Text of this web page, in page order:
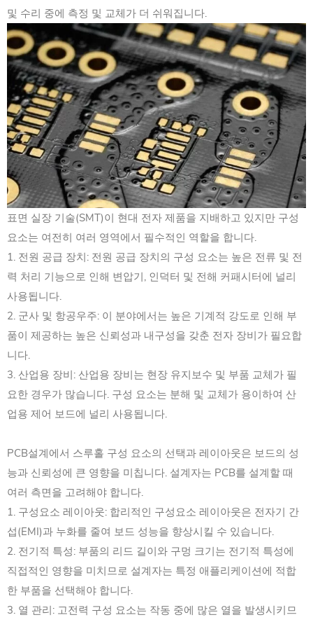
및 수리 중에 측정 및 교체가 더 쉬워집니다.
표면 실장 기술(SMT)이 현대 전자 제품을 지배하고 있지만 구성
요소는 여전히 여러 영역에서 필수적인 역할을 합니다.
1. 전원 공급 장치: 전원 공급 장치의 구성 요소는 높은 전류 및 전
력 처리 기능으로 인해 변압기, 인덕터 및 전해 커패시터에 널리
사용됩니다.
2. 군사 및 항공우주: 이 분야에서는 높은 기계적 강도로 인해 부
품이 제공하는 높은 신뢰성과 내구성을 갖춘 전자 장비가 필요합
니다.
3. 산업용 장비: 산업용 장비는 현장 유지보수 및 부품 교체가 필
요한 경우가 많습니다. 구성 요소는 분해 및 교체가 용이하여 산
업용 제어 보드에 널리 사용됩니다.
PCB설계에서 스루홀 구성 요소의 선택과 레이아웃은 보드의 성
능과 신뢰성에 큰 영향을 미칩니다. 설계자는 PCB를 설계할 때
여러 측면을 고려해야 합니다.
1. 구성요소 레이아웃: 합리적인 구성요소 레이아웃은 전자기 간
섭(EMI)과 누화를 줄여 보드 성능을 향상시킬 수 있습니다.
2. 전기적 특성: 부품의 리드 길이와 구멍 크기는 전기적 특성에
직접적인 영향을 미치므로 설계자는 특정 애플리케이션에 적합
한 부품을 선택해야 합니다.
3. 열 관리: 고전력 구성 요소는 작동 중에 많은 열을 발생시키므